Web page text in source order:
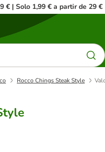
€ | Solo 1,99 € a partir de 29 €
Rocco Chings Steak Style